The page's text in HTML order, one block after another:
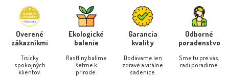
Overené
zákazníkmi
Tisícky
spokojných
klientov.
Ekologické
balenie
Rastliny balíme
šetrne k
prírode.
Garancia
kvality
Dodávame len
zdravé a vitálne
sadenice.
Odborné
poradenstvo
Sme tu pre vás,
radi poradíme.